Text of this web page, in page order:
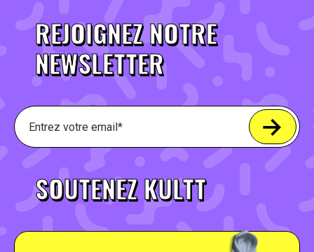
REJOIGNEZ NOTRE
NEWSLETTER
SOUTENEZ KULTT